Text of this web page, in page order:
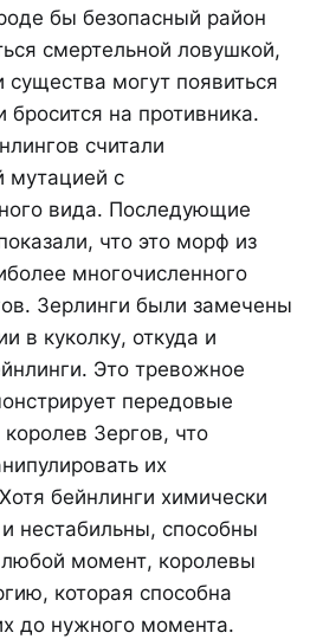
бы безопасный район
смертельной ловушкой,
существа могут появиться
бросится на противника.
считали
мутацией с
вида. Последующие
что это морф из
многочисленного
Зерлинги были замечены
в куколку, откуда и
Это тревожное
передовые
Зергов, что
их
бейнлинги химически
нестабильны, способны
любой момент, королевы
которая способна
до нужного момента.